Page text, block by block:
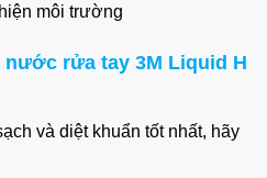
môi trường
nước rửa tay 3M Liquid H
và diệt khuẩn tốt nhất, hãy